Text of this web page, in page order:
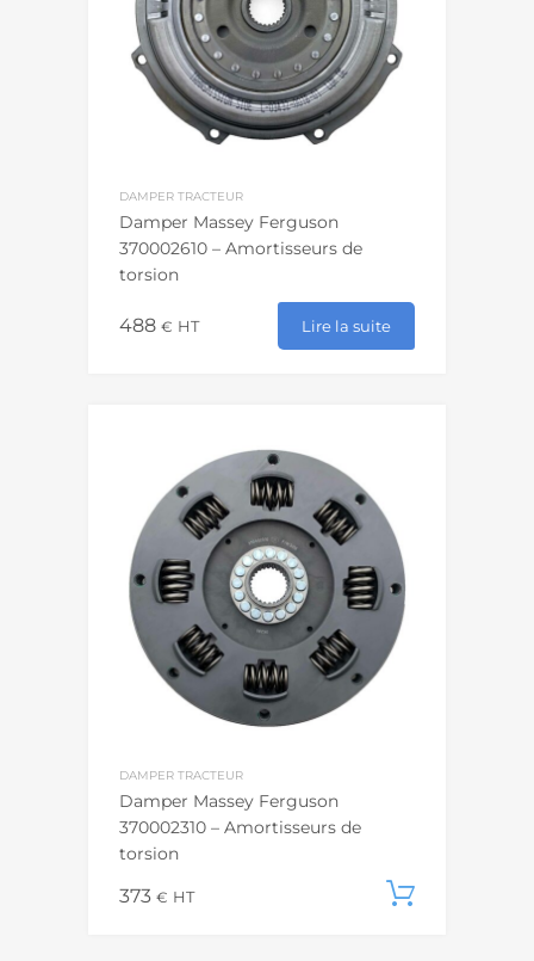
DAMPER TRACTEUR
Damper Massey Ferguson
370002610 – Amortisseurs de
torsion
488 € HT Lire la suite
DAMPER TRACTEUR
Damper Massey Ferguson
370002310 – Amortisseurs de
torsion
373 € HT